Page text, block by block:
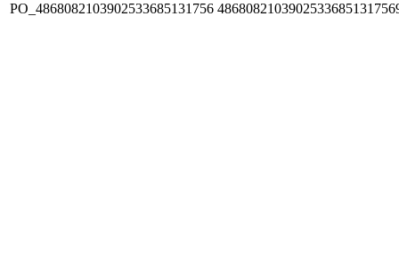
PO_4868082103902533685131756